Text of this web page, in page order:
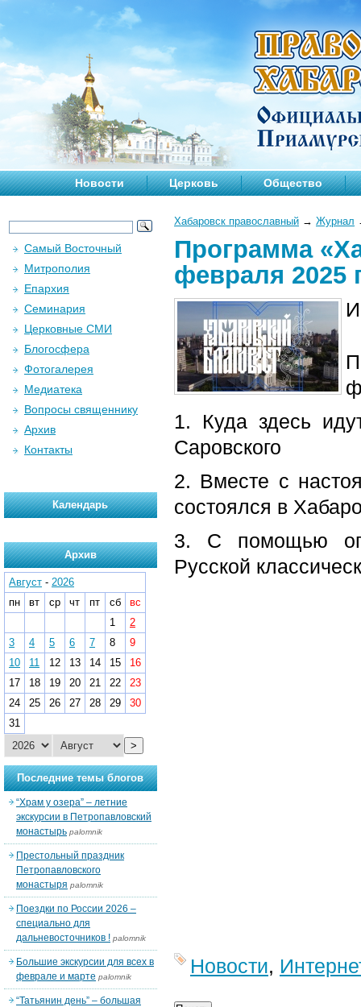
Новости Церковь Общество
Хабаровск православный → Журнал
Программа
февраля 2025
1. Куда здесь
Саровского
2. Вместе с
состоялся в
3. С помощью
Русской
Новости,
Самый Восточный
Митрополия
Епархия
Семинария
Церковные СМИ
Блогосфера
Фотогалерея
Медиатека
Вопросы священнику
Архив
Контакты
Календарь
Архив
Август - 2026
пн
вт ср чт пт сб
вс
1
2
3
4 5 6 7 8
9
10
11 12 13 14 15
16
17
18 19 20 21 22
23
24
25 26 27 28 29
30
31
>
Последние темы блогов
“Храм у озера” – летние
экскурсии в Петропавловский
монастырь palomnik
Престольный праздник
Петропавловского
монастыря palomnik
Поездки по России 2026 –
специально для
дальневосточников ! palomnik
Большие экскурсии для всех в
феврале и марте palomnik
“Татьянин день” – большая